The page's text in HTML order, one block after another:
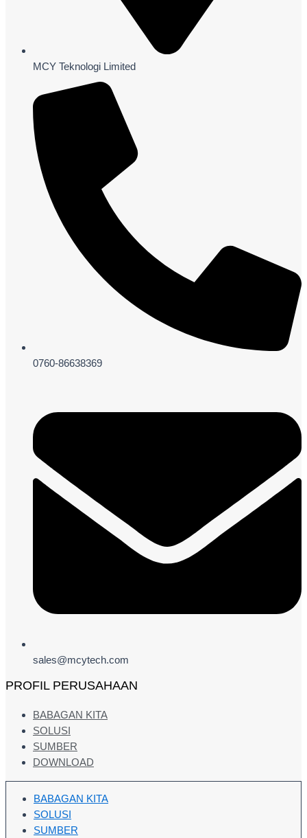
MCY Teknologi Limited
0760-86638369
sales@mcytech.com
PROFIL PERUSAHAAN
BABAGAN KITA
SOLUSI
SUMBER
DOWNLOAD
BABAGAN KITA
SOLUSI
SUMBER